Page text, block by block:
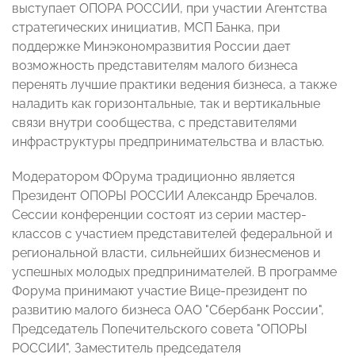
выступает ОПОРА РОССИИ, при участии Агентства
стратегических инициатив, МСП Банка, при
поддержке Минэкономразвития России дает
возможность представителям малого бизнеса
перенять лучшие практики ведения бизнеса, а также
наладить как горизонтальные, так и вертикальные
связи внутри сообщества, с представителями
инфраструктуры предпринимательства и властью.
Модератором ФОрума традиционно является
Президент ОПОРЫ РОССИИ Александр Бречалов.
Сессии конференции состоят из серии мастер-
классов с участием представителей федеральной и
региональной власти, сильнейших бизнесменов и
успешных молодых предпринимателей. В программе
Форума принимают участие Вице-президент по
развитию малого бизнеса ОАО "Сбербанк России",
Председатель Попечительского совета "ОПОРЫ
РОССИИ", Заместитель председателя